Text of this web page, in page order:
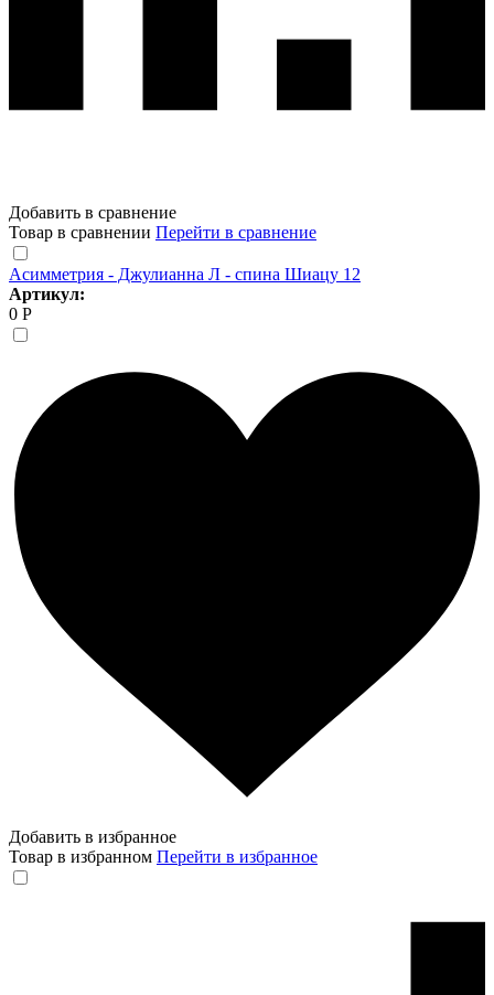
Добавить в сравнение
Товар в сравнении Перейти в сравнение
Асимметрия - Джулианна Л - спина Шиацу 12
Артикул:
0 Р
Добавить в избранное
Товар в избранном Перейти в избранное